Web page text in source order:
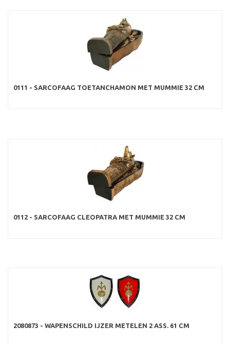
0111 - SARCOFAAG TOETANCHAMON MET MUMMIE 32 CM
0112 - SARCOFAAG CLEOPATRA MET MUMMIE 32 CM
2080873 - WAPENSCHILD IJZER METELEN 2 ASS. 61 CM